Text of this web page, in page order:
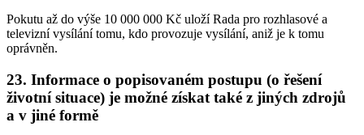
Pokutu až do výše 10 000 000 Kč uloží Rada pro rozhlasové a
televizní vysílání tomu, kdo provozuje vysílání, aniž je k tomu
oprávněn.
23. Informace o popisovaném postupu (o řešení
životní situace) je možné získat také z jiných zdrojů
a v jiné formě